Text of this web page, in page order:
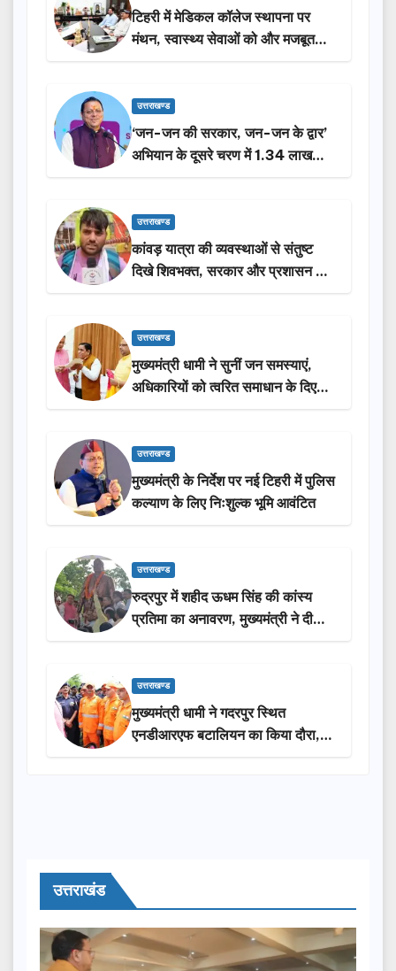
टिहरी में मेडिकल कॉलेज स्थापना पर
मंथन, स्वास्थ्य सेवाओं को और मजबूत
करेगी सरकार: मुख्यमंत्री धामी…
उत्तराखण्ड
‘जन-जन की सरकार, जन-जन के द्वार’
अभियान के दूसरे चरण में 1.34 लाख
लोगों की भागीदारी…
उत्तराखण्ड
कांवड़ यात्रा की व्यवस्थाओं से संतुष्ट
दिखे शिवभक्त, सरकार और प्रशासन की
सराहना…
उत्तराखण्ड
मुख्यमंत्री धामी ने सुनीं जन समस्याएं,
अधिकारियों को त्वरित समाधान के दिए
निर्देश
उत्तराखण्ड
मुख्यमंत्री के निर्देश पर नई टिहरी में पुलिस
कल्याण के लिए निःशुल्क भूमि आवंटित
उत्तराखण्ड
रुद्रपुर में शहीद ऊधम सिंह की कांस्य
प्रतिमा का अनावरण, मुख्यमंत्री ने दी
₹3.85 करोड़ की विकास परियोजनाओं
उत्तराखण्ड
मुख्यमंत्री धामी ने गदरपुर स्थित
एनडीआरएफ बटालियन का किया दौरा,
आपदा प्रबंधन तैयारियों का लिया जायजा
उत्तराखंड